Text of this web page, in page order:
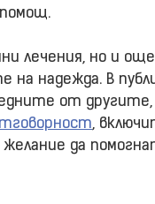
лечения, но и
на надежда. В
от
,
да